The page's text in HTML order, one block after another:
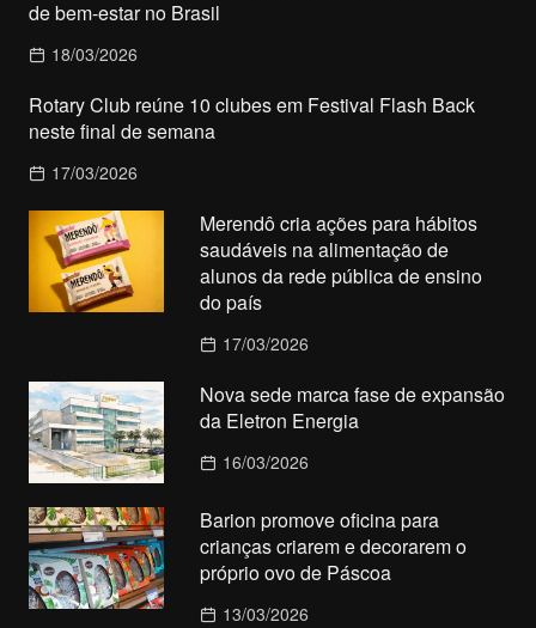
de bem-estar no Brasil
18/03/2026
Rotary Club reúne 10 clubes em Festival Flash Back
neste final de semana
17/03/2026
Merendô cria ações para hábitos
saudáveis na alimentação de
alunos da rede pública de ensino
do país
17/03/2026
Nova sede marca fase de expansão
da Eletron Energia
16/03/2026
Barion promove oficina para
crianças criarem e decorarem o
próprio ovo de Páscoa
13/03/2026